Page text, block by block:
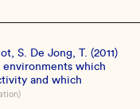
S. De Jong, T. (2011)
which
and which